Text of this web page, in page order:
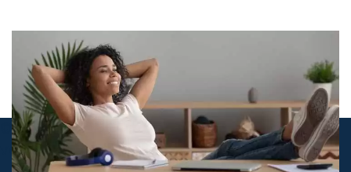
© airco-systemen.nl alle rechten
voorbehouden